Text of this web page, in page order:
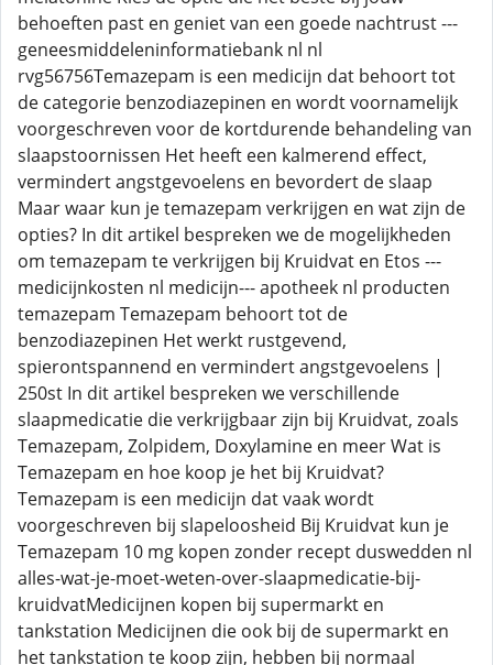
behoeften past en geniet van een goede nachtrust ---
geneesmiddeleninformatiebank nl nl
rvg56756Temazepam is een medicijn dat behoort tot
de categorie benzodiazepinen en wordt voornamelijk
voorgeschreven voor de kortdurende behandeling van
slaapstoornissen Het heeft een kalmerend effect,
vermindert angstgevoelens en bevordert de slaap
Maar waar kun je temazepam verkrijgen en wat zijn de
opties? In dit artikel bespreken we de mogelijkheden
om temazepam te verkrijgen bij Kruidvat en Etos ---
medicijnkosten nl medicijn--- apotheek nl producten
temazepam Temazepam behoort tot de
benzodiazepinen Het werkt rustgevend,
spierontspannend en vermindert angstgevoelens |
250st In dit artikel bespreken we verschillende
slaapmedicatie die verkrijgbaar zijn bij Kruidvat, zoals
Temazepam, Zolpidem, Doxylamine en meer Wat is
Temazepam en hoe koop je het bij Kruidvat?
Temazepam is een medicijn dat vaak wordt
voorgeschreven bij slapeloosheid Bij Kruidvat kun je
Temazepam 10 mg kopen zonder recept duswedden nl
alles-wat-je-moet-weten-over-slaapmedicatie-bij-
kruidvatMedicijnen kopen bij supermarkt en
tankstation Medicijnen die ook bij de supermarkt en
het tankstation te koop zijn, hebben bij normaal